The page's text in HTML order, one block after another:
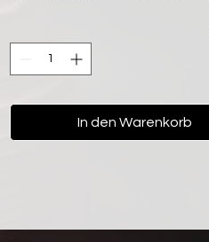
In den Warenkorb